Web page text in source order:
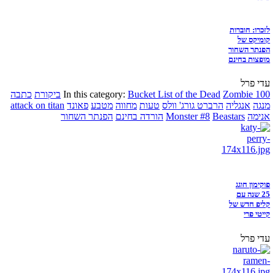
לזכרו: חוברות
קומיקס של
הפנתר השחור
מופצות בחינם
עדי פרל
In this category: Bucket List of the Dead Zombie 100 ביקורת כתבה
מנגה אנגליה הרברט גורג' וולס טעות מחווה מטבע פאונד attack on titan
אנימה
Monster #8 Beastars הורדה בחינם הפנתר השחור
פוקימון חוגג
25 שנה עם
קליפ חדש של
קייטי פרי
עדי פרל